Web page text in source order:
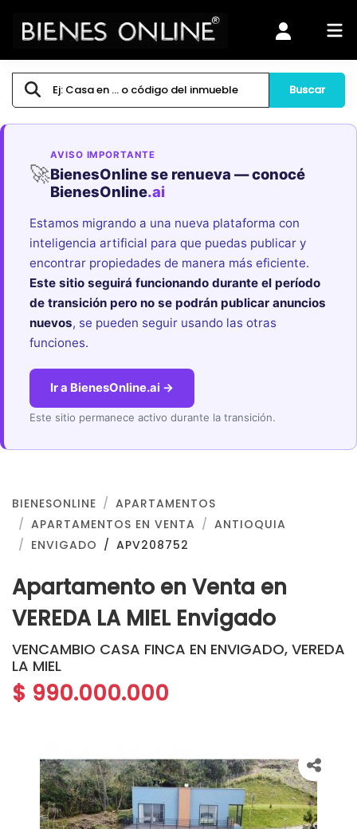
Buscar
🚀
AVISO IMPORTANTE
BienesOnline se renueva — conocé
BienesOnline.ai
Estamos migrando a una nueva plataforma con
inteligencia artificial para que puedas publicar y
encontrar propiedades de manera más eficiente.
Este sitio seguirá funcionando durante el período
de transición pero no se podrán publicar anuncios
nuevos, se pueden seguir usando las otras
funciones.
Ir a BienesOnline.ai →
Este sitio permanece activo durante la transición.
BIENESONLINE
APARTAMENTOS
APARTAMENTOS EN VENTA
ANTIOQUIA
ENVIGADO
APV208752
Apartamento en Venta en
VEREDA LA MIEL Envigado
VENCAMBIO CASA FINCA EN ENVIGADO, VEREDA
LA MIEL
$ 990.000.000